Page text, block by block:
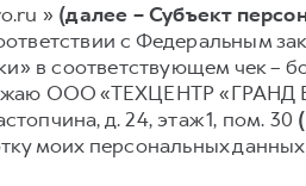
» (далее – Субъект
с Федеральным
в соответствующем чек –
ООО «ТЕХЦЕНТР
д. 24, этаж 1, пом. 30
моих персональных